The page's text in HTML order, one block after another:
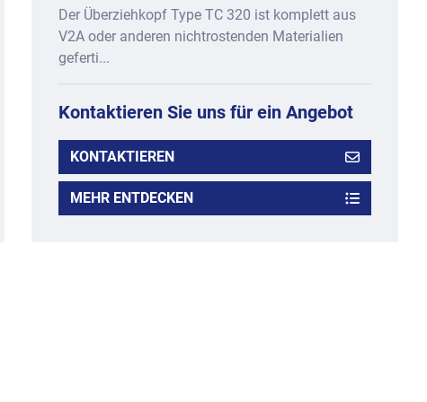
Der Überziehkopf Type TC 320 ist komplett aus
V2A oder anderen nichtrostenden Materialien
geferti...
Kontaktieren Sie uns für ein Angebot
KONTAKTIEREN
MEHR ENTDECKEN